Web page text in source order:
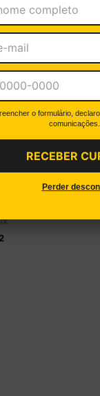
70
o formulário,
comunicações.
RECEBER
Perder